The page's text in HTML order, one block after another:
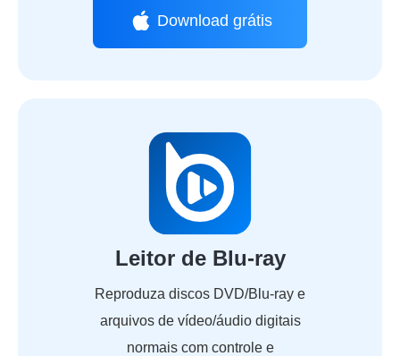
Download grátis
Leitor de Blu-ray
Reproduza discos DVD/Blu-ray e
arquivos de vídeo/áudio digitais
normais com controle e